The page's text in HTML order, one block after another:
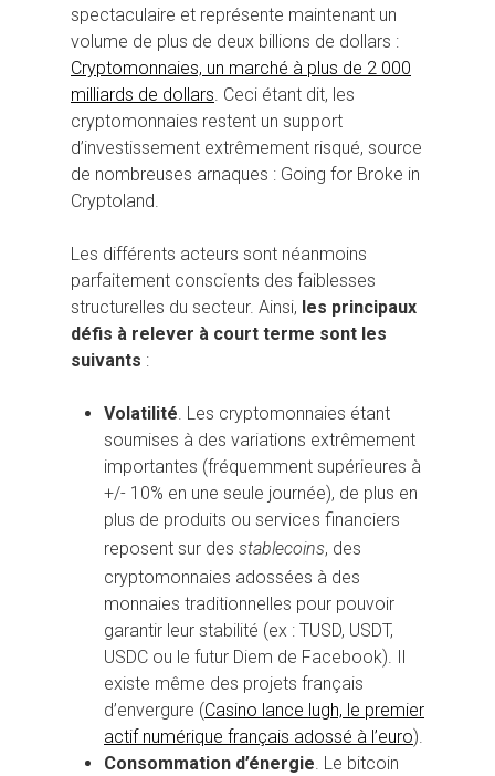
spectaculaire et représente maintenant un
volume de plus de deux billions de dollars :
Cryptomonnaies, un marché à plus de 2 000
milliards de dollars . Ceci étant dit, les
cryptomonnaies restent un support
d’investissement extrêmement risqué, source
de nombreuses arnaques : Going for Broke in
Cryptoland.
Les différents acteurs sont néanmoins
parfaitement conscients des faiblesses
structurelles du secteur. Ainsi, les principaux
défis à relever à court terme sont les
suivants :
Volatilité . Les cryptomonnaies étant
soumises à des variations extrêmement
importantes (fréquemment supérieures à
+/- 10% en une seule journée), de plus en
plus de produits ou services financiers
reposent sur des stablecoins, des
cryptomonnaies adossées à des
monnaies traditionnelles pour pouvoir
garantir leur stabilité (ex : TUSD, USDT,
USDC ou le futur Diem de Facebook). Il
existe même des projets français
d’envergure (Casino lance lugh, le premier
actif numérique français adossé à l’euro).
Consommation d’énergie . Le bitcoin